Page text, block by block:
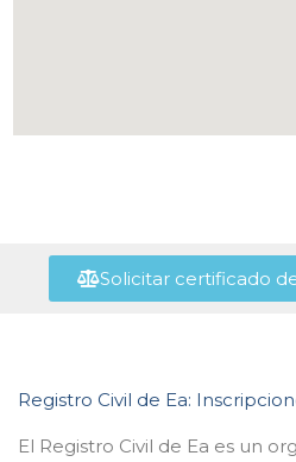
Solicitar certificado
Registro Civil de Ea:
El Registro Civil de Ea es un